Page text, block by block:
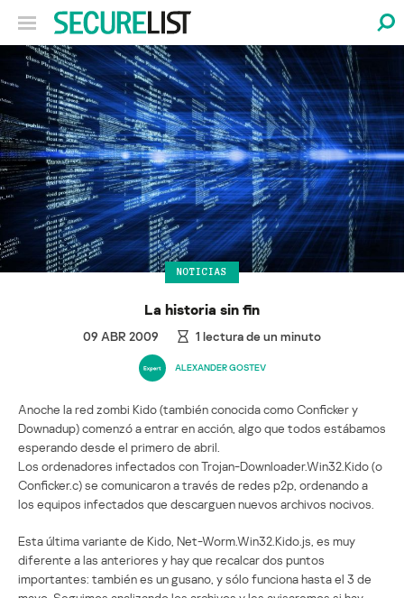
NOTICIAS
La historia sin fin
09 ABR 2009 1 lectura de un minuto
ALEXANDER GOSTEV
Anoche la red zombi Kido (también conocida como Conficker y
Downadup) comenzó a entrar en acción, algo que todos estábamos
esperando desde el primero de abril.
Los ordenadores infectados con Trojan-Downloader.Win32.Kido (o
Conficker.c) se comunicaron a través de redes p2p, ordenando a
los equipos infectados que descarguen nuevos archivos nocivos.
Esta última variante de Kido, Net-Worm.Win32.Kido.js, es muy
diferente a las anteriores y hay que recalcar dos puntos
importantes: también es un gusano, y sólo funciona hasta el 3 de